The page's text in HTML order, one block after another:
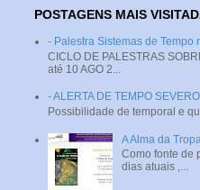
POSTAGENS MAIS
- Palestra Sistemas de Tempo
CICLO DE PALESTRAS
até 10 AGO 2...
- ALERTA DE TEMPO SEVERO
Possibilidade de temporal e
A Alma da
Como fonte de
dias atuais ,...